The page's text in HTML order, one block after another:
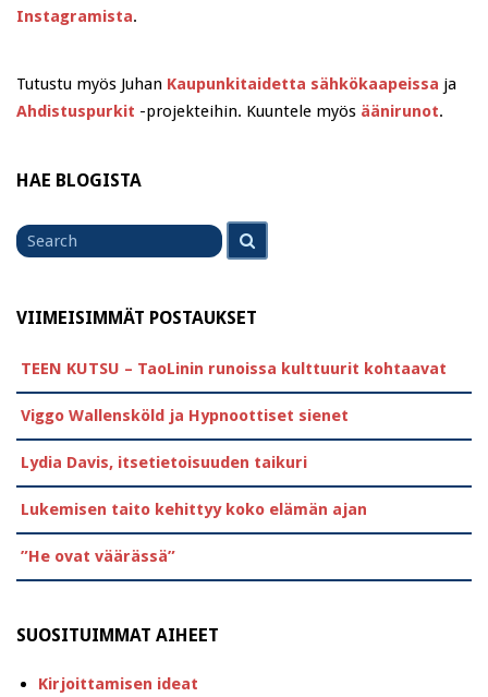
Instagramista.
Tutustu myös Juhan Kaupunkitaidetta sähkökaapeissa ja
Ahdistuspurkit -projekteihin. Kuuntele myös äänirunot.
HAE BLOGISTA
Search
for
VIIMEISIMMÄT POSTAUKSET
TEEN KUTSU – TaoLinin runoissa kulttuurit kohtaavat
Viggo Wallensköld ja Hypnoottiset sienet
Lydia Davis, itsetietoisuuden taikuri
Lukemisen taito kehittyy koko elämän ajan
”He ovat väärässä”
SUOSITUIMMAT AIHEET
Kirjoittamisen ideat